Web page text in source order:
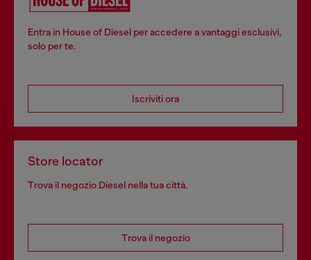
Entra in House of Diesel per accedere a vantaggi esclusivi,
solo per te.
Iscriviti ora
Store locator
Trova il negozio Diesel nella tua città.
Trova il negozio